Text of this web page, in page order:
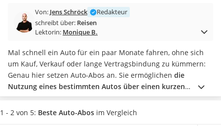
T-Shirt bedrucken
Goldankauf
Wassertest
Neuwagen-Rabatt
Handyversicherung
Online-Druckerei
Musik-Streaming
Münzhändler
Von: Jens Schröck
Redakteur
schreibt über: Reisen
Lektorin: Monique B.
Mal schnell ein Auto für ein paar Monate fahren, ohne sich
um Kauf, Verkauf oder lange Vertragsbindung zu kümmern:
Genau hier setzen Auto-Abos an. Sie ermöglichen die
Nutzung eines bestimmten Autos über einen kurzen
Zeitraum.Doch viele Angebote erscheinen auf den ersten
Blick ähnlich. Aber nicht nur beim jeweiligen Modell oder
1 - 2 von 5: Beste Auto-Abos im Vergleich